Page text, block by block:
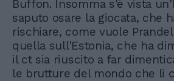
Buffon. Insomma s'è vista
saputo osare la giocata, che
rischiare, come vuole
quella sull'Estonia, che ha
il ct sia riuscito a far
le brutture del mondo che li